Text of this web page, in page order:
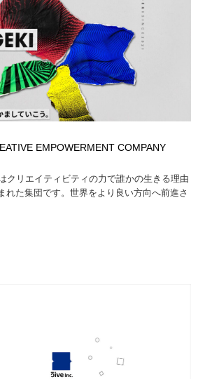
EMPOWERMENT COMPANY
クリエイティビティの力で誰かの生きる理由
れた集団です。世界をより良い方向へ前進さ